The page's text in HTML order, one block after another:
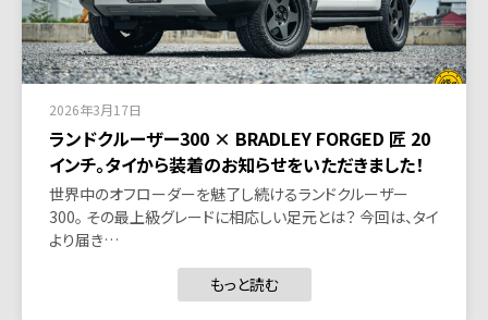
2026年3月17日
ランドクルーザー300 × BRADLEY FORGED 匠 20
インチ。タイから装着のお知らせをいただきました！
世界中のオフローダーを魅了し続けるランドクルーザー
300。 その最上級グレードに相応しい足元とは？ 今回は、タイ
より届き…
もっと読む